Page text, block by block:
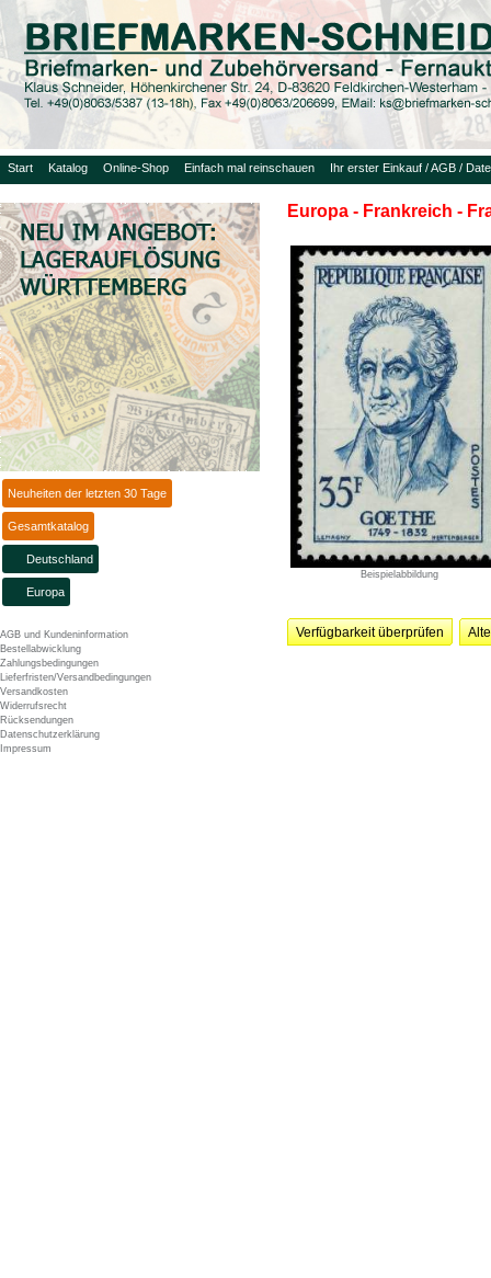
Start Katalog Online-Shop Einfach mal reinschauen Ihr erster Einkauf / AGB /
Neuheiten der letzten 30 Tage
Gesamtkatalog
Deutschland
Europa
AGB und Kundeninformation
Bestellabwicklung
Zahlungsbedingungen
Lieferfristen/Versandbedingungen
Versandkosten
Widerrufsrecht
Rücksendungen
Datenschutzerklärung
Impressum
Europa - Frankreich -
Beispielabbildung
Verfügbarkeit überprüfen